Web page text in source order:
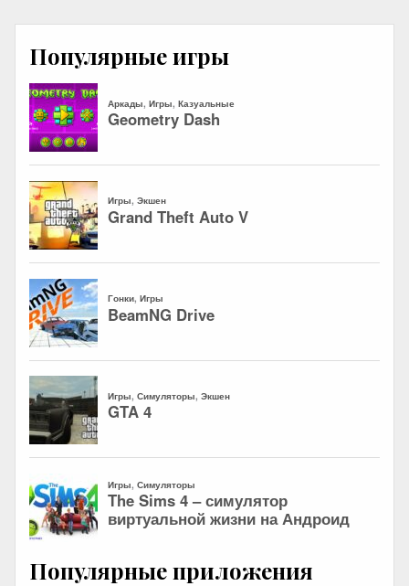
Популярные игры
Популярные приложения